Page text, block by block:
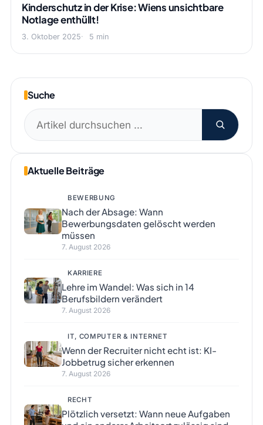
Kinderschutz in der Krise: Wiens unsichtbare
Notlage enthüllt!
3. Oktober 2025 5 min
Suche
Suchen
nach:
Aktuelle Beiträge
BEWERBUNG
Nach der Absage: Wann
Bewerbungsdaten gelöscht werden
müssen
7. August 2026
KARRIERE
Lehre im Wandel: Was sich in 14
Berufsbildern verändert
7. August 2026
IT, COMPUTER & INTERNET
Wenn der Recruiter nicht echt ist: KI-
Jobbetrug sicher erkennen
7. August 2026
RECHT
Plötzlich versetzt: Wann neue Aufgaben